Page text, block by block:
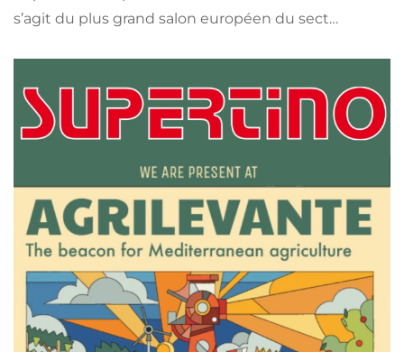
s’agit du plus grand salon européen du sect…